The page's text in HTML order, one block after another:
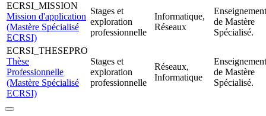
ECRSI_MISSION
Mission d'application
(Mastère Spécialisé
ECRSI)
Stages et
exploration
professionnelle
Informatique,
Réseaux
Enseignement
de Mastère
Spécialisé.
ECRSI_THESEPRO
Thèse
Professionnelle
(Mastère Spécialisé
ECRSI)
Stages et
exploration
professionnelle
Réseaux,
Informatique
Enseignement
de Mastère
Spécialisé.